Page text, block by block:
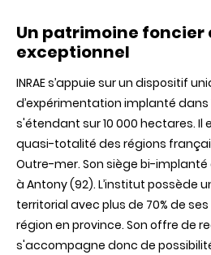
Un patrimoine
exceptionnel
INRAE s’appuie sur un dispositif
d’expérimentation implanté dans
s'étendant sur 10 000 hectares. Il
quasi-totalité des régions
Outre-mer. Son siège bi-implanté
à Antony (92). L’institut possède
territorial avec plus de 70% de
région en province. Son offre de
s'accompagne donc de